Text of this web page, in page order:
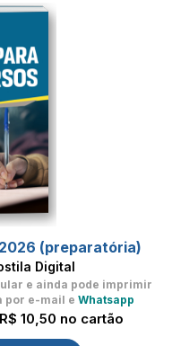
(preparatória)
Digital
e ainda pode imprimir
por e-mail e Whatsapp
10,50 no cartão